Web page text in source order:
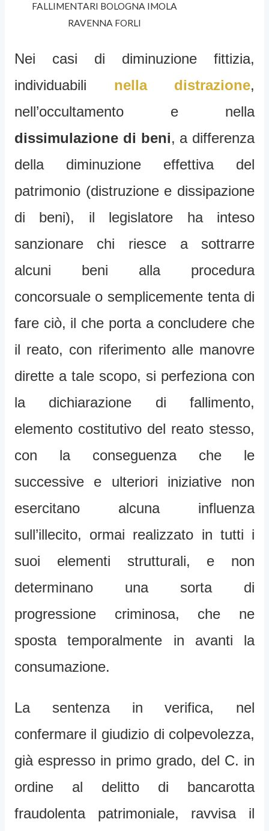
FALLIMENTARI BOLOGNA IMOLA
RAVENNA FORLI
Nei casi di diminuzione fittizia,
individuabili nella distrazione,
nell’occultamento e nella
dissimulazione di beni, a differenza
della diminuzione effettiva del
patrimonio (distruzione e dissipazione
di beni), il legislatore ha inteso
sanzionare chi riesce a sottrarre
alcuni beni alla procedura
concorsuale o semplicemente tenta di
fare ciò, il che porta a concludere che
il reato, con riferimento alle manovre
dirette a tale scopo, si perfeziona con
la dichiarazione di fallimento,
elemento costitutivo del reato stesso,
con la conseguenza che le
successive e ulteriori iniziative non
esercitano alcuna influenza
sull’illecito, ormai realizzato in tutti i
suoi elementi strutturali, e non
determinano una sorta di
progressione criminosa, che ne
sposta temporalmente in avanti la
consumazione.
La sentenza in verifica, nel
confermare il giudizio di colpevolezza,
già espresso in primo grado, del C. in
ordine al delitto di bancarotta
fraudolenta patrimoniale, ravvisa il